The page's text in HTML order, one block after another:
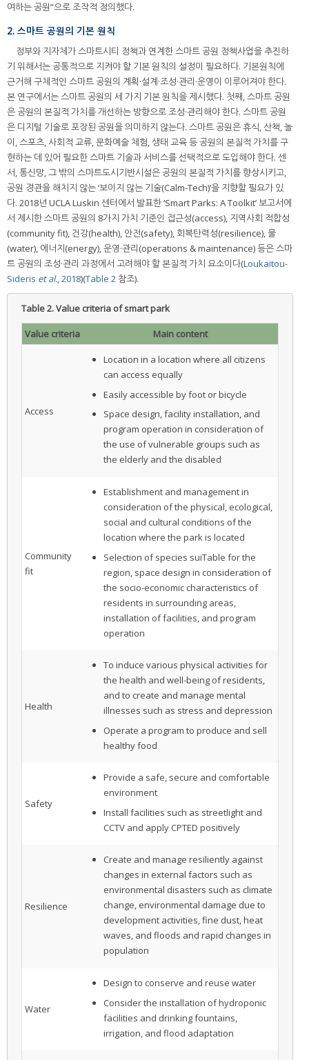
여하는 공원”으로 조작적 정의했다.
2. 스마트 공원의 기본 원칙
정부와 지자체가 스마트시티 정책과 연계한 스마트 공원 정책사업을 추진하
기 위해서는 공통적으로 지켜야 할 기본 원칙의 설정이 필요하다. 기본원칙에
근거해 구체적인 스마트 공원의 계획·설계·조성·관리·운영이 이루어져야 한다.
본 연구에서는 스마트 공원의 세 가지 기본 원칙을 제시했다. 첫째, 스마트 공원
은 공원의 본질적 가치를 개선하는 방향으로 조성·관리해야 한다. 스마트 공원
은 디지털 기술로 포장된 공원을 의미하지 않는다. 스마트 공원은 휴식, 산책, 놀
이, 스포츠, 사회적 교류, 문화예술 체험, 생태 교육 등 공원의 본질적 가치를 구
현하는 데 있어 필요한 스마트 기술과 서비스를 선택적으로 도입해야 한다. 센
서, 통신망, 그 밖의 스마트도시기반시설은 공원의 본질적 가치를 향상시키고,
공원 경관을 해치지 않는 ‘보이지 않는 기술(Calm-Tech)’을 지향할 필요가 있
다. 2018년 UCLA Luskin 센터에서 발표한 ‘Smart Parks: A Toolkit’ 보고서에
서 제시한 스마트 공원의 8가지 가치 기준인 접근성(access), 지역사회 적합성
(community fit), 건강(health), 안전(safety), 회복탄력성(resilience), 물
(water), 에너지(energy), 운영·관리(operations & maintenance) 등은 스마
트 공원의 조성·관리 과정에서 고려해야 할 본질적 가치 요소이다(Loukaitou-
Sideris et al., 2018)(Table 2 참조).
Table 2.Value criteria of smart park
Value criteria Main content
Access
Location in a location where all citizens
can access equally
Easily accessible by foot or bicycle
Space design, facility installation, and
program operation in consideration of
the use of vulnerable groups such as
the elderly and the disabled
Community
fit
Establishment and management in
consideration of the physical, ecological,
social and cultural conditions of the
location where the park is located
Selection of species suiTable for the
region, space design in consideration of
the socio-economic characteristics of
residents in surrounding areas,
installation of facilities, and program
operation
Health
To induce various physical activities for
the health and well-being of residents,
and to create and manage mental
illnesses such as stress and depression
Operate a program to produce and sell
healthy food
Safety
Provide a safe, secure and comfortable
environment
Install facilities such as streetlight and
CCTV and apply CPTED positively
Resilience
Create and manage resiliently against
changes in external factors such as
environmental disasters such as climate
change, environmental damage due to
development activities, fine dust, heat
waves, and floods and rapid changes in
population
Water
Design to conserve and reuse water
Consider the installation of hydroponic
facilities and drinking fountains,
irrigation, and flood adaptation